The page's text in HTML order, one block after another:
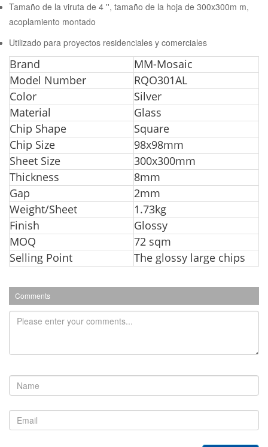
Tamaño de la viruta de 4 '', tamaño de la hoja de 300x300m m,
acoplamiento montado
Utilizado para proyectos residenciales y comerciales
Brand
MM-Mosaic
Model Number
RQO301AL
Color
Silver
Material
Glass
Chip Shape
Square
Chip Size
98x98mm
Sheet Size
300x300mm
Thickness
8mm
Gap
2mm
Weight/Sheet
1.73kg
Finish
Glossy
MOQ
72 sqm
Selling Point
The glossy large chips
Comments